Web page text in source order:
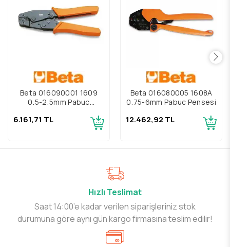
Beta 016090001 1609
0,5-2,5mm Pabuç
6.161,71 TL
Beta 016080005 1608A
0,75-6mm Pabuç Pensesi
12.462,92 TL
Hızlı Teslimat
Saat 14:00’e kadar verilen siparişleriniz stok
durumuna göre aynı gün kargo firmasına teslim edilir!